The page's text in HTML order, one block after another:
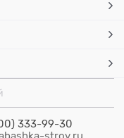
333-99-30